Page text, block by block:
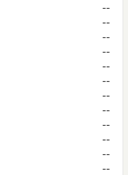
--
--
--
--
--
--
--
--
--
--
--
--